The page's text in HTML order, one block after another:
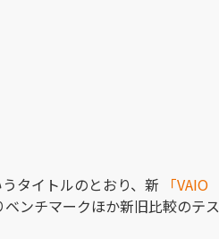
うタイトルのとおり、新 「VAIO
ンチマークほか新旧比較のテス